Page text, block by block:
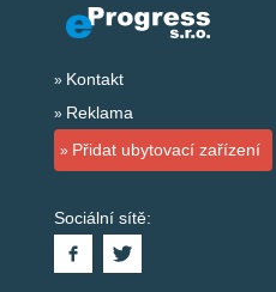
Kontakt
Reklama
Přidat ubytovací zařízení
Sociální sítě: